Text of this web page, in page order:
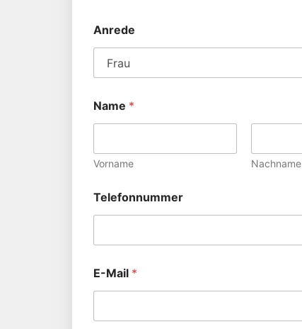
Anrede
Name *
Vorname Nachname
Telefonnummer
E-Mail *